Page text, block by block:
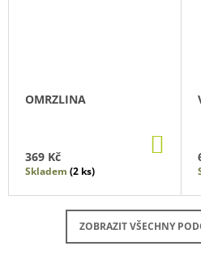
OMRZLINA
369 Kč
Skladem (2 ks)
ZOBRAZIT VŠECHNY